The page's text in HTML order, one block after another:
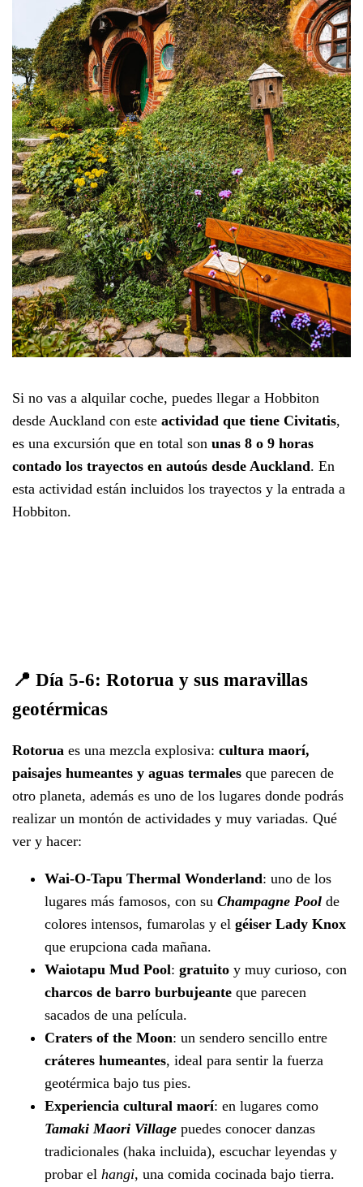
Si no vas a alquilar coche, puedes llegar a Hobbiton
desde Auckland con este actividad que tiene Civitatis,
es una excursión que en total son unas 8 o 9 horas
contado los trayectos en autoús desde Auckland. En
esta actividad están incluidos los trayectos y la entrada a
Hobbiton.
📍 Día 5-6: Rotorua y sus maravillas
geotérmicas
Rotorua es una mezcla explosiva: cultura maorí,
paisajes humeantes y aguas termales que parecen de
otro planeta, además es uno de los lugares donde podrás
realizar un montón de actividades y muy variadas. Qué
ver y hacer:
Wai-O-Tapu Thermal Wonderland: uno de los
lugares más famosos, con su Champagne Pool de
colores intensos, fumarolas y el géiser Lady Knox
que erupciona cada mañana.
Waiotapu Mud Pool: gratuito y muy curioso, con
charcos de barro burbujeante que parecen
sacados de una película.
Craters of the Moon: un sendero sencillo entre
cráteres humeantes, ideal para sentir la fuerza
geotérmica bajo tus pies.
Experiencia cultural maorí: en lugares como
Tamaki Maori Village puedes conocer danzas
tradicionales (haka incluida), escuchar leyendas y
probar el hangi, una comida cocinada bajo tierra.